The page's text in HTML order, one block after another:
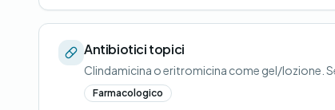
Antibiotici topici
Clindamicina o eritromicina come gel/lozione.
Farmacologico